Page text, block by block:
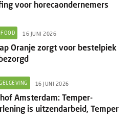
voor horecaondernemers
FOOD 16 JUNI 2026
Oranje zorgt voor bestelpiek
16 JUNI 2026
Amsterdam: Temper-
is uitzendarbeid, Temper